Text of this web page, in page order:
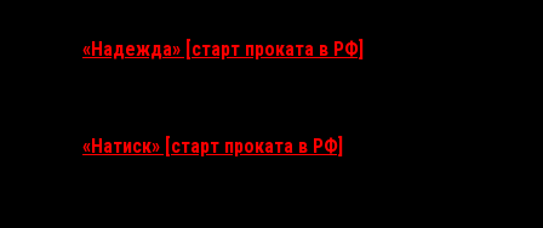
«Надежда» [старт проката в РФ]
«Натиск» [старт проката в РФ]